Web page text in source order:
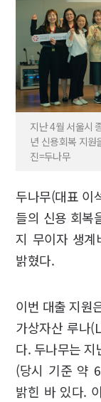
지난 4월 서울시
년 신용회복 지원
진=두나무
두나무(대표 이
들의 신용 회복
지 무이자 생계
밝혔다.
이번 대출 지원
가상자산 루나
다. 두나무는 지
(당시 기준 약
밝힌 바 있다.